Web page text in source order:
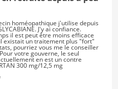
homéopathique j'utilise depuis
J'y ai confiance.
il est peut être moins efficace
existait un traitement plus "fort"
pourriez vous me le conseiller
votre gouverne, le seul
en est un contre
300 mg/12,5 mg